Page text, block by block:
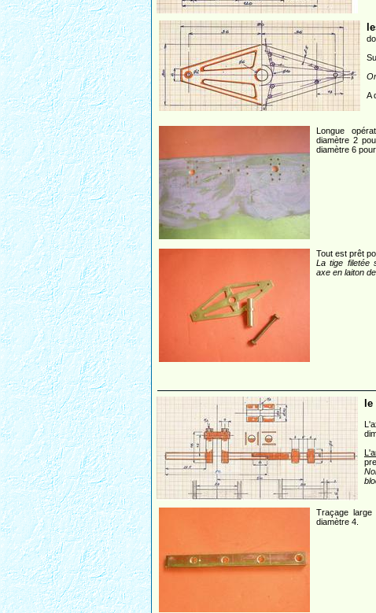
A
Longue
diamètre 2
diamètre 6
Tout est prêt
La tige filetée
axe en laiton
Traçage
diamètre 4.